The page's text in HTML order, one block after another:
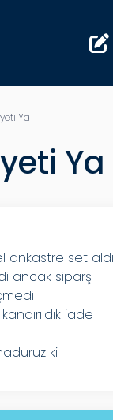
Ya
Ya
ankastre set
ancak siparş
iade
ki